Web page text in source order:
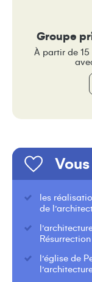
Groupe
À partir de 15
les
de
l’église de